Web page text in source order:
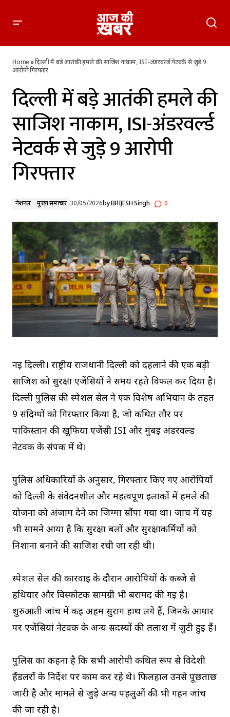
जुड़े 9 आरोपी गिरफ्तार
Home»दिल्ली में बड़े आतंकी हमले की साजिश नाकाम, ISI-अंडरवर्ल्ड नेटवर्क से जुड़े 9
आरोपी गिरफ्तार
दिल्ली में बड़े आतंकी हमले की
साजिश नाकाम, ISI-अंडरवर्ल्ड
नेटवर्क से जुड़े 9 आरोपी
गिरफ्तार
नेशनल मुख्य समाचार 30/05/2026byBRIJESH Singh 0
नई दिल्ली। राष्ट्रीय राजधानी दिल्ली को दहलाने की एक बड़ी
साजिश को सुरक्षा एजेंसियों ने समय रहते विफल कर दिया है।
दिल्ली पुलिस की स्पेशल सेल ने एक विशेष अभियान के तहत
9 संदिग्धों को गिरफ्तार किया है, जो कथित तौर पर
पाकिस्तान की खुफिया एजेंसी ISI और मुंबई अंडरवर्ल्ड
नेटवर्क के संपर्क में थे।
पुलिस अधिकारियों के अनुसार, गिरफ्तार किए गए आरोपियों
को दिल्ली के संवेदनशील और महत्वपूर्ण इलाकों में हमले की
योजना को अंजाम देने का जिम्मा सौंपा गया था। जांच में यह
भी सामने आया है कि सुरक्षा बलों और सुरक्षाकर्मियों को
निशाना बनाने की साजिश रची जा रही थी।
स्पेशल सेल की कार्रवाई के दौरान आरोपियों के कब्जे से
हथियार और विस्फोटक सामग्री भी बरामद की गई है।
शुरुआती जांच में कई अहम सुराग हाथ लगे हैं, जिनके आधार
पर एजेंसियां नेटवर्क के अन्य सदस्यों की तलाश में जुटी हुई हैं।
पुलिस का कहना है कि सभी आरोपी कथित रूप से विदेशी
हैंडलरों के निर्देश पर काम कर रहे थे। फिलहाल उनसे पूछताछ
जारी है और मामले से जुड़े अन्य पहलुओं की भी गहन जांच
की जा रही है।